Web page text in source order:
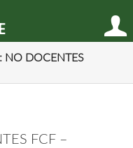
NO DOCENTES
FCF –